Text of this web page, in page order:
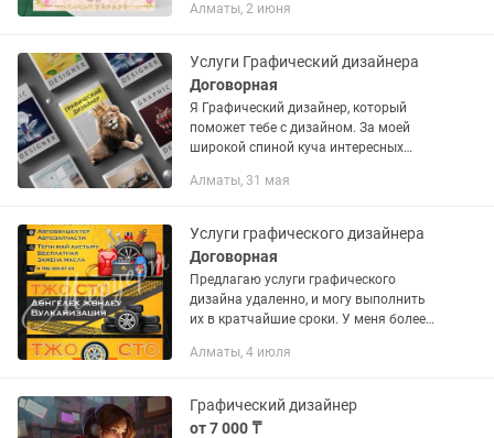
Алматы, 2 июня
Услуги Графический дизайнера
Договорная
Я Графический дизайнер, который
поможет тебе с дизайном. За моей
широкой спиной куча интересных
Mercedes Benz, KFC, Costa, Helios
Алматы, 31 мая
Услуги графического дизайнера
Договорная
Предлагаю услуги графического
дизайна удаленно, и могу выполнить
их в кратчайшие сроки. У меня более
рекламы и полиграфии. Я работаю в
Алматы, 4 июля
Графический дизайнер
от 7 000 ₸